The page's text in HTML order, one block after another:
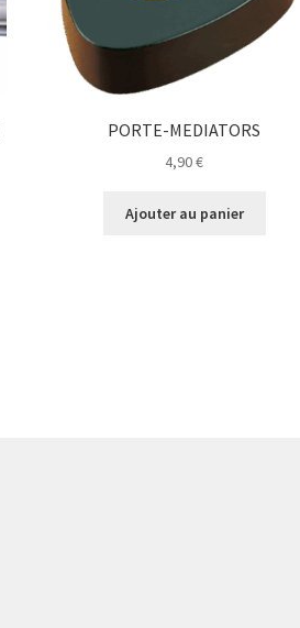
PORTE-MEDIATORS
4,90€
Ajouter au panier